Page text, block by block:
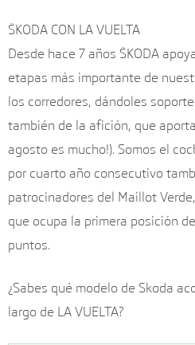
ŠKODA CON LA VUELTA
Desde hace 7 años ŠKODA
etapas más importante de
los corredores, dándoles
también de la afición, que
agosto es mucho!). Somos el
por cuarto año consecutivo
patrocinadores del Maillot
que ocupa la primera posición
puntos.
¿Sabes qué modelo de Skoda
largo de LA VUELTA?